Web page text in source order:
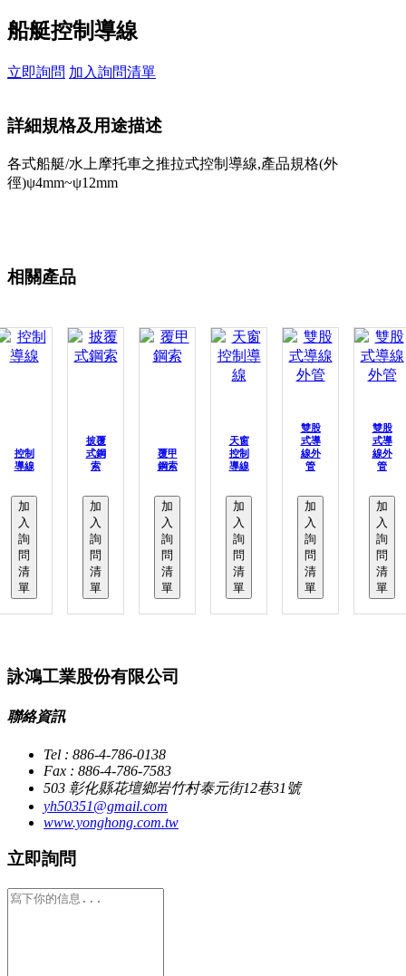
船艇控制導線
立即詢問 加入詢問清單
詳細規格及用途描述
各式船艇/水上摩托車之推拉式控制導線,產品規格(外
徑)ψ4mm~ψ12mm
相關產品
控制
導線
加
入
詢
問
清
單
披覆
式鋼
索
加
入
詢
問
清
單
覆甲
鋼索
加
入
詢
問
清
單
天窗
控制
導線
加
入
詢
問
清
單
雙股
式導
線外
管
加
入
詢
問
清
單
雙股
式導
線外
管
加
入
詢
問
清
單
詠鴻工業股份有限公司
聯絡資訊
Tel : 886-4-786-0138
Fax : 886-4-786-7583
503 彰化縣花壇鄉岩竹村泰元街12巷31號
yh50351@gmail.com
www.yonghong.com.tw
立即詢問